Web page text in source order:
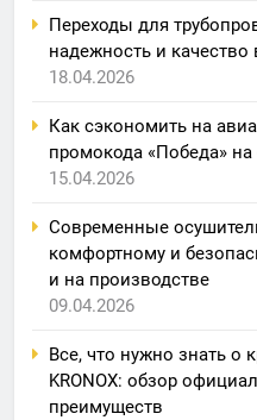
Переходы для
надежность и качество
18.04.2026
Как сэкономить на
промокода «Победа» на
15.04.2026
Современные
комфортному и
и на производстве
09.04.2026
Все, что нужно знать о
KRONOX: обзор
преимуществ